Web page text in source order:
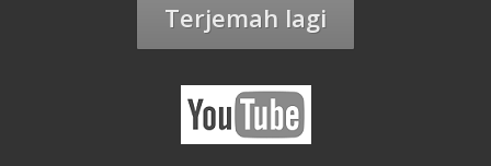
Terjemah lagi